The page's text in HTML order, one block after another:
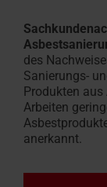
Roto
des
Sanierungs-
Produkten aus
Arbeiten
anerkannt.